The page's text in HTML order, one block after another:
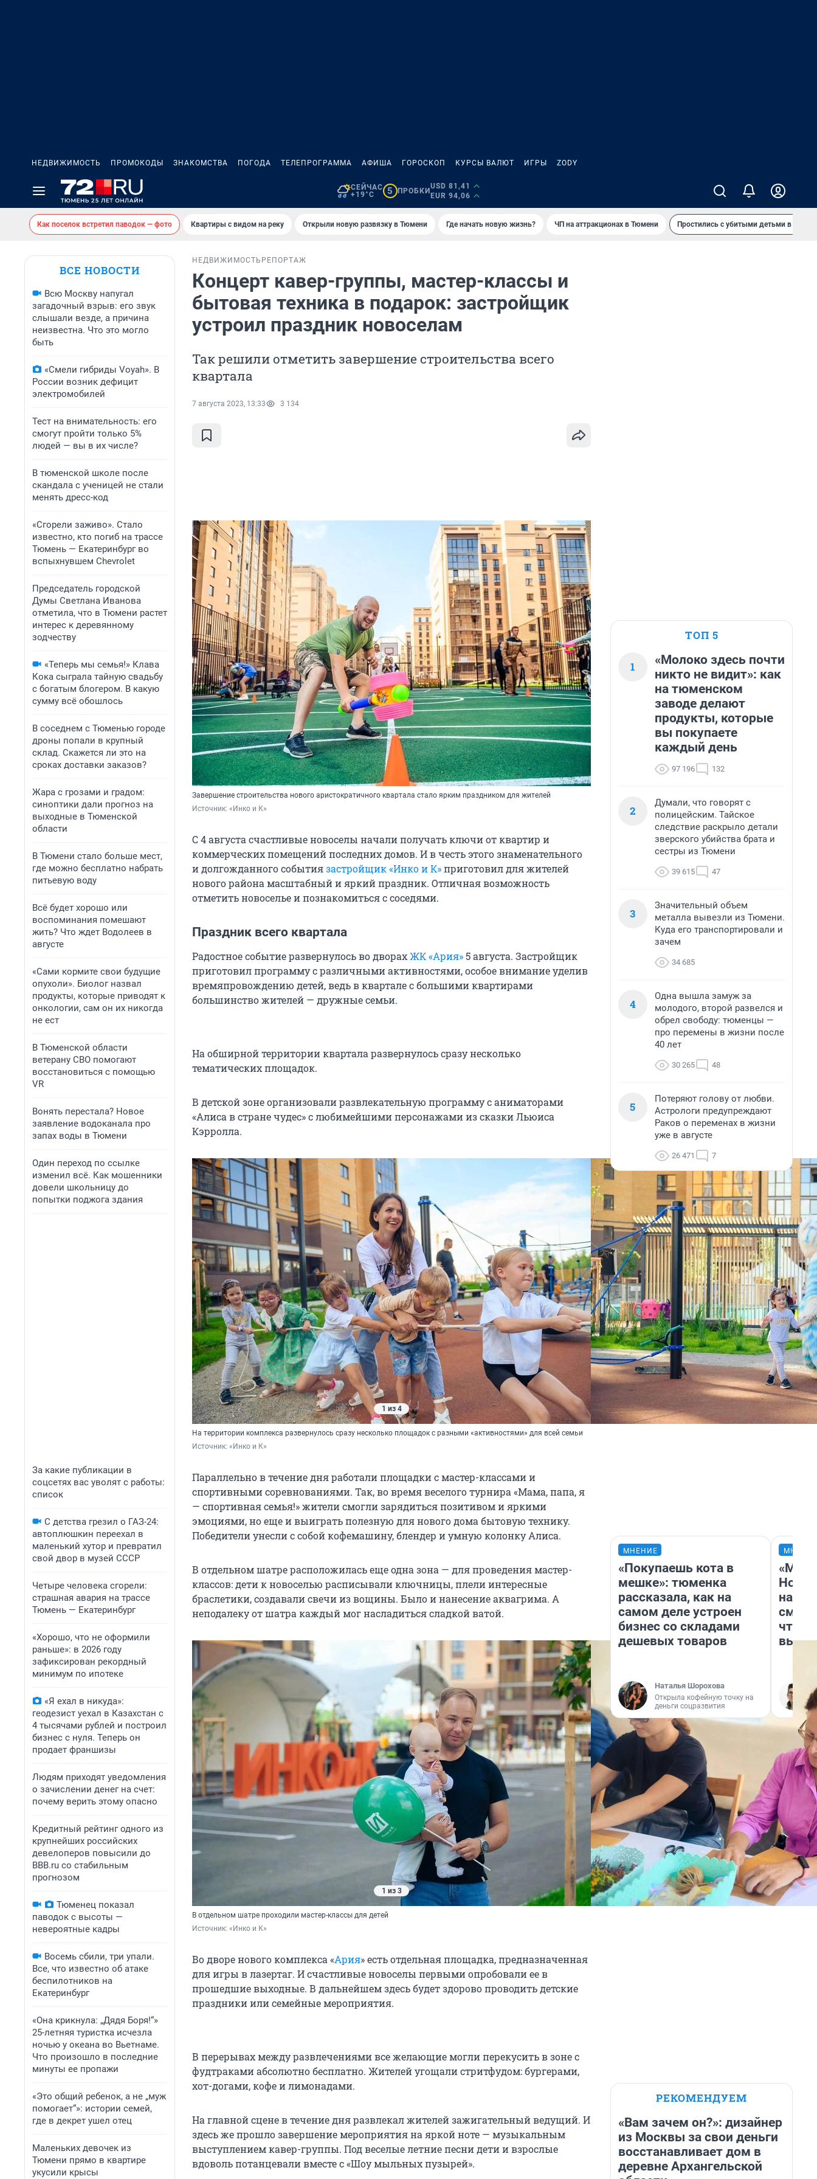
НЕДВИЖИМОСТЬ ПРОМОКОДЫ ЗНАКОМСТВА ПОГОДА ТЕЛЕПРОГРАММА АФИША ГОРОСКОП КУРСЫ ВАЛЮТ ИГРЫ ZODY
СЕЙЧАС
+19°C
5 ПРОБКИ
USD 81,41
EUR 94,06
Как поселок встретил паводок — фото Квартиры с видом на реку Открыли новую развязку в Тюмени Где начать новую жизнь? ЧП на аттракционах в Тюмени Простились с убитыми детьми в
ВСЕ НОВОСТИ
Всю Москву напугал
загадочный взрыв: его звук
слышали везде, а причина
неизвестна. Что это могло
быть
«Смели гибриды Voyah». В
России возник дефицит
электромобилей
Тест на внимательность: его
смогут пройти только 5%
людей — вы в их числе?
В тюменской школе после
скандала с ученицей не стали
менять дресс-код
«Сгорели заживо». Стало
известно, кто погиб на трассе
Тюмень — Екатеринбург во
вспыхнувшем Chevrolet
Председатель городской
Думы Светлана Иванова
отметила, что в Тюмени растет
интерес к деревянному
зодчеству
«Теперь мы семья!» Клава
Кока сыграла тайную свадьбу
с богатым блогером. В какую
сумму всё обошлось
В соседнем с Тюменью городе
дроны попали в крупный
склад. Скажется ли это на
сроках доставки заказов?
Жара с грозами и градом:
синоптики дали прогноз на
выходные в Тюменской
области
В Тюмени стало больше мест,
где можно бесплатно набрать
питьевую воду
Всё будет хорошо или
воспоминания помешают
жить? Что ждет Водолеев в
августе
«Сами кормите свои будущие
опухоли». Биолог назвал
продукты, которые приводят к
онкологии, сам он их никогда
не ест
В Тюменской области
ветерану СВО помогают
восстановиться с помощью
VR
Вонять перестала? Новое
заявление водоканала про
запах воды в Тюмени
Один переход по ссылке
изменил всё. Как мошенники
довели школьницу до
попытки поджога здания
За какие публикации в
соцсетях вас уволят с работы:
список
С детства грезил о ГАЗ-24:
автоплюшкин переехал в
маленький хутор и превратил
свой двор в музей СССР
Четыре человека сгорели:
страшная авария на трассе
Тюмень — Екатеринбург
«Хорошо, что не оформили
раньше»: в 2026 году
зафиксирован рекордный
минимум по ипотеке
«Я ехал в никуда»:
геодезист уехал в Казахстан с
4 тысячами рублей и построил
бизнес с нуля. Теперь он
продает франшизы
Людям приходят уведомления
о зачислении денег на счет:
почему верить этому опасно
Кредитный рейтинг одного из
крупнейших российских
девелоперов повысили до
BBB.ru со стабильным
прогнозом
Тюменец показал
паводок с высоты —
невероятные кадры
Восемь сбили, три упали.
Все, что известно об атаке
беспилотников на
Екатеринбург
«Она крикнула: „Дядя Боря!“»
25-летняя туристка исчезла
ночью у океана во Вьетнаме.
Что произошло в последние
минуты ее пропажи
«Это общий ребенок, а не „муж
помогает“»: истории семей,
где в декрет ушел отец
Маленьких девочек из
Тюмени прямо в квартире
укусили крысы
НЕДВИЖИМОСТЬ РЕПОРТАЖ
Концерт кавер-группы, мастер-классы и
бытовая техника в подарок: застройщик
устроил праздник новоселам
Так решили отметить завершение строительства всего
квартала
7 августа 2023, 13:33 3 134
Завершение строительства нового аристократичного квартала стало ярким праздником для жителей
Источник: «Инко и К»
С 4 августа счастливые новоселы начали получать ключи от квартир и
коммерческих помещений последних домов. И в честь этого знаменательного
и долгожданного событиязастройщик «Инко и К»приготовил для жителей
нового района масштабный и яркий праздник. Отличная возможность
отметить новоселье и познакомиться с соседями.
Праздник всего квартала
Радостное событие развернулось во дворахЖК «Ария»5 августа. Застройщик
приготовил программу с различными активностями, особое внимание уделив
времяпровождению детей, ведь в квартале с большими квартирами
большинство жителей — дружные семьи.
На обширной территории квартала развернулось сразу несколько
тематических площадок.
В детской зоне организовали развлекательную программу с аниматорами
«Алиса в стране чудес» с любимейшими персонажами из сказки Льюиса
Кэрролла.
1 из 4
На территории комплекса развернулось сразу несколько площадок с разными «активностями» для всей семьи
Источник: «Инко и К»
Параллельно в течение дня работали площадки с мастер-классами и
спортивными соревнованиями. Так, во время веселого турнира «Мама, папа, я
— спортивная семья!» жители смогли зарядиться позитивом и яркими
эмоциями, но еще и выиграть полезную для нового дома бытовую технику.
Победители унесли с собой кофемашину, блендер и умную колонку Алиса.
В отдельном шатре расположилась еще одна зона — для проведения мастер-
классов: дети к новоселью расписывали ключницы, плели интересные
браслетики, создавали свечи из вощины. Было и нанесение аквагрима. А
неподалеку от шатра каждый мог насладиться сладкой ватой.
1 из 3
В отдельном шатре проходили мастер-классы для детей
Источник: «Инко и К»
Во дворе нового комплекса «Ария» есть отдельная площадка, предназначенная
для игры в лазертаг. И счастливые новоселы первыми опробовали ее в
прошедшие выходные. В дальнейшем здесь будет здорово проводить детские
праздники или семейные мероприятия.
В перерывах между развлечениями все желающие могли перекусить в зоне с
фудтраками абсолютно бесплатно. Жителей угощали стритфудом: бургерами,
хот-догами, кофе и лимонадами.
На главной сцене в течение дня развлекал жителей зажигательный ведущий. И
здесь же прошло завершение мероприятия на яркой ноте — музыкальным
выступлением кавер-группы. Под веселые летние песни дети и взрослые
вдоволь потанцевали вместе с «Шоу мыльных пузырей».
ТОП 5
1
«Молоко здесь почти
никто не видит»: как
на тюменском
заводе делают
продукты, которые
вы покупаете
каждый день
97 196 132
2
Думали, что говорят с
полицейским. Тайское
следствие раскрыло детали
зверского убийства брата и
сестры из Тюмени
39 615 47
3
Значительный объем
металла вывезли из Тюмени.
Куда его транспортировали и
зачем
34 685
4
Одна вышла замуж за
молодого, второй развелся и
обрел свободу: тюменцы —
про перемены в жизни после
40 лет
30 265 48
5
Потеряют голову от любви.
Астрологи предупреждают
Раков о переменах в жизни
уже в августе
26 471 7
МНЕНИЕ
«Покупаешь кота в
мешке»: тюменка
рассказала, как на
самом деле устроен
бизнес со складами
дешевых товаров
Наталья Шорохова
Открыла кофейную точку на
деньги соцразвития
«Мы
РЕКОМЕНДУЕМ
«Вам зачем он?»: дизайнер
из Москвы за свои деньги
восстанавливает дом в
деревне Архангельской